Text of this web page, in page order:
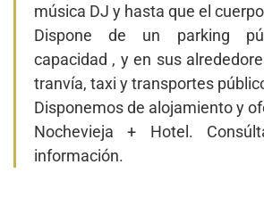
música DJ y hasta que el
Dispone de un parking
capacidad , y en sus
tranvía, taxi y transportes
Disponemos de alojamiento y
Nochevieja + Hotel.
información.